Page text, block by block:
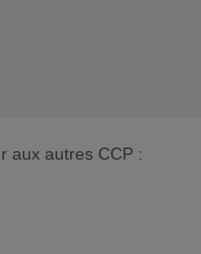
aux autres CCP :